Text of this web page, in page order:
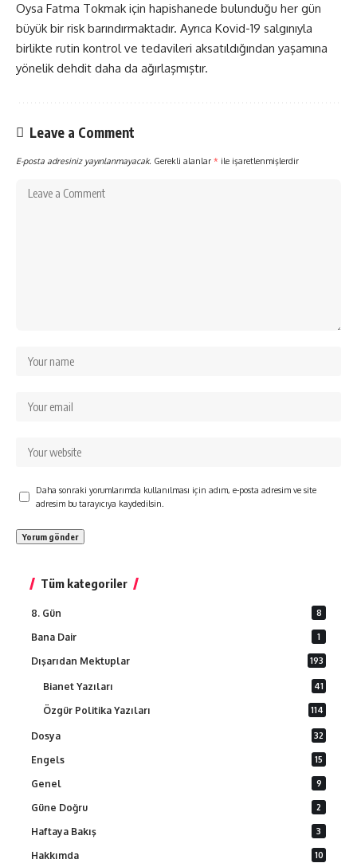
Oysa Fatma Tokmak için hapishanede bulunduğu her gün
büyük bir risk barındırmaktadır. Ayrıca Kovid-19 salgınıyla
birlikte rutin kontrol ve tedavileri aksatıldığından yaşamına
yönelik dehdit daha da ağırlaşmıştır.
Leave a Comment
E-posta adresiniz yayınlanmayacak. Gerekli alanlar * ile işaretlenmişlerdir
Daha sonraki yorumlarımda kullanılması için adım, e-posta adresim ve site
adresim bu tarayıcıya kaydedilsin.
Tüm kategoriler
8. Gün 8
Bana Dair 1
Dışarıdan Mektuplar 193
Bianet Yazıları 41
Özgür Politika Yazıları 114
Dosya 32
Engels 15
Genel 9
Güne Doğru 2
Haftaya Bakış 3
Hakkımda 10